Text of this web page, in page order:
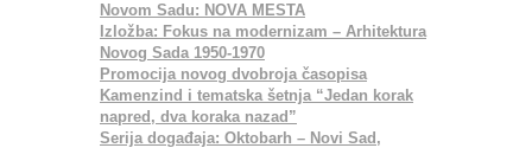
Novom Sadu: NOVA MESTA
Izložba: Fokus na modernizam – Arhitektura
Novog Sada 1950‐1970
Promocija novog dvobroja časopisa
Kamenzind i tematska šetnja “Jedan korak
napred, dva koraka nazad”
Serija događaja: Oktobarh – Novi Sad,